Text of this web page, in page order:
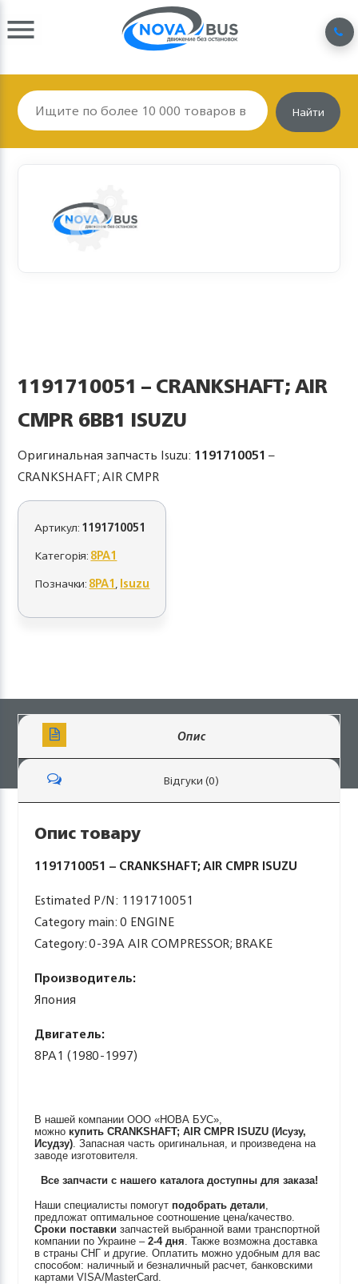
Найти
1191710051 – CRANKSHAFT; AIR
CMPR 6BB1 ISUZU
Оригинальная запчасть Isuzu: 1191710051–
CRANKSHAFT; AIR CMPR
Артикул:1191710051
Категорія:8PA1
Позначки:8PA1,Isuzu
Опис
Відгуки (0)
Опис товару
1191710051 – CRANKSHAFT; AIR CMPR ISUZU
Estimated P/N: 1191710051
Category main: 0 ENGINE
Category: 0-39A AIR COMPRESSOR; BRAKE
Производитель:
Япония
Двигатель:
8PA1 (1980-1997)
В нашей компании ООО «НОВА БУС»,
можно купитьCRANKSHAFT; AIR CMPR ISUZU (Исузу,
Исудзу). Запасная часть оригинальная, и произведена на
заводе изготовителя.
Все запчасти с нашего каталога доступны для заказа!
Наши специалисты помогут подобрать детали,
предложат оптимальное соотношение цена/качество.
Сроки поставки запчастей выбранной вами транспортной
компании по Украине –2-4 дня. Также возможна доставка
в страны СНГ и другие. Оплатить можно удобным для вас
способом: наличный и безналичный расчет, банковскими
картами VISA/MasterCard.